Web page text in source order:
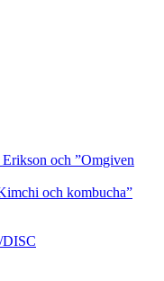
och ”Omgiven
och kombucha”
DISC